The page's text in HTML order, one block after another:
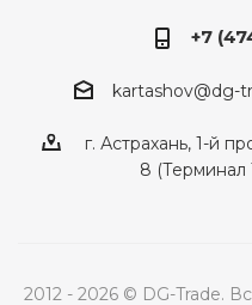
+7
kartashov@dg-
г. Астрахань, 1-й
8
2012 - 2026 © DG-Trade.